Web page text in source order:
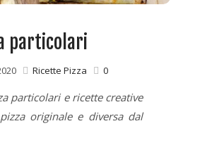
particolari
Ricette Pizza 0
particolari e ricette creative
originale e diversa dal